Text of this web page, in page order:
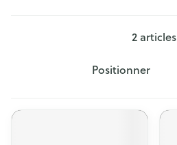
2articles
Trier par: